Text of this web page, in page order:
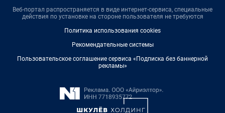
Веб-портал распространяется в виде интернет-сервиса, специальные
действия по установке на стороне пользователя не требуются
Политика использования cookies
Рекомендательные системы
Пользовательское соглашение сервиса «Подписка без баннерной
рекламы»